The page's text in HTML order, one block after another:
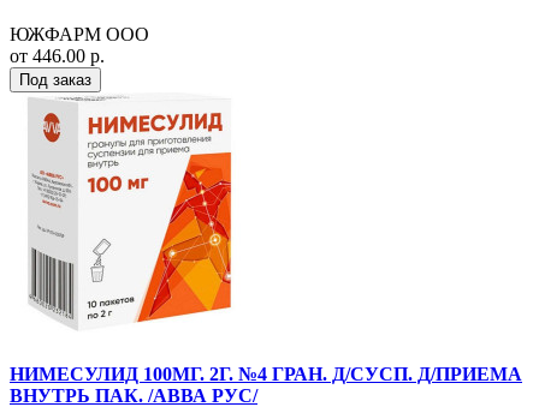
ЮЖФАРМ ООО
от 446.00 р.
Под заказ
НИМЕСУЛИД 100МГ. 2Г. №4 ГРАН. Д/СУСП. Д/ПРИЕМА
ВНУТРЬ ПАК. /АВВА РУС/